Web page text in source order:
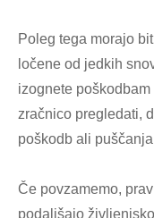
Poleg tega morajo
ločene od jedkih
izognete
zračnico pregledati,
poškodb ali
Če povzamemo,
podaljšajo